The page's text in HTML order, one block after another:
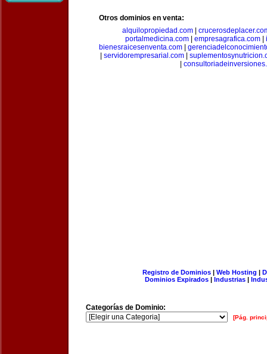
Otros dominios en venta:
alquilopropiedad.com|
portalmedicina.com
empresagrafica.com
bienesraicesenventa.com
servidorempresarial.com
Registro de Dominios| Web Hosting |
Dominios Expirados | Industrias |
Categorías de Dominio:
[Pág.